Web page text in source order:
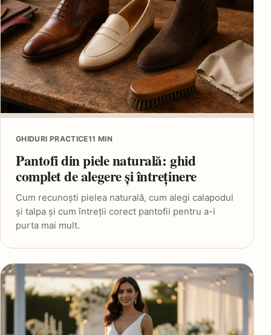
GHIDURI PRACTICE11 MIN
Pantofi din piele naturală: ghid
complet de alegere și întreținere
Cum recunoști pielea naturală, cum alegi calapodul
și talpa și cum întreții corect pantofii pentru a-i
purta mai mult.